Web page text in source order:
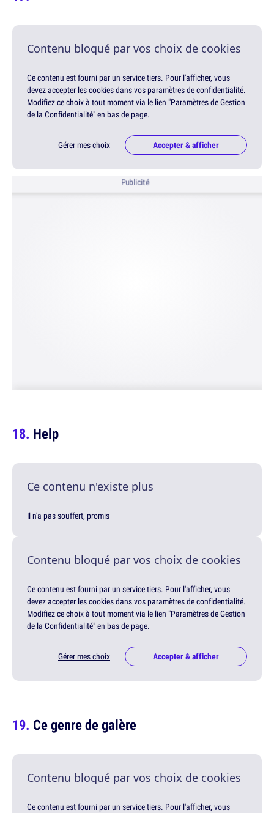
Contenu bloqué par vos choix de cookies
Ce contenu est fourni par un service tiers. Pour l'afficher, vous
devez accepter les cookies dans vos paramètres de confidentialité.
Modifiez ce choix à tout moment via le lien "Paramètres de Gestion
de la Confidentialité" en bas de page.
Gérer mes choix Accepter & afficher
Publicité
Help
Ce contenu n'existe plus
Il n'a pas souffert, promis
Contenu bloqué par vos choix de cookies
Ce contenu est fourni par un service tiers. Pour l'afficher, vous
devez accepter les cookies dans vos paramètres de confidentialité.
Modifiez ce choix à tout moment via le lien "Paramètres de Gestion
de la Confidentialité" en bas de page.
Gérer mes choix Accepter & afficher
Ce genre de galère
Contenu bloqué par vos choix de cookies
Ce contenu est fourni par un service tiers. Pour l'afficher, vous